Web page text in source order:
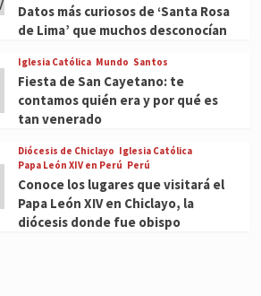
Datos más curiosos de ‘Santa Rosa
de Lima’ que muchos desconocían
Iglesia Católica Mundo Santos
Fiesta de San Cayetano: te
contamos quién era y por qué es
tan venerado
Diócesis de Chiclayo Iglesia Católica
Papa León XIV en Perú Perú
Conoce los lugares que visitará el
Papa León XIV en Chiclayo, la
diócesis donde fue obispo